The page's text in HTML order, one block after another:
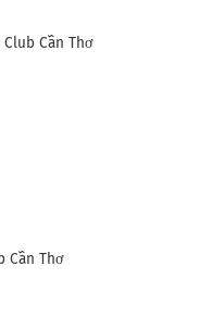
Cần Thơ
Cần Thơ